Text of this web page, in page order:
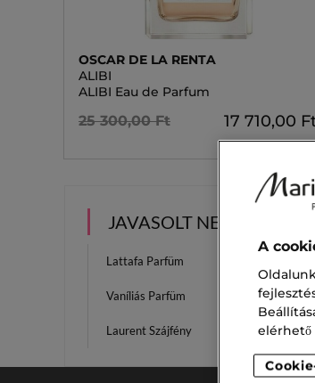
OSCAR DE LA RENTA
ALIBI
ALIBI Eau de Parfum
25 300,00 Ft 17 710,00
JAVASOLT NEKED
Lattafa Parfüm
Vaníliás Parfüm
Laurent Szájfény
A
elérhető